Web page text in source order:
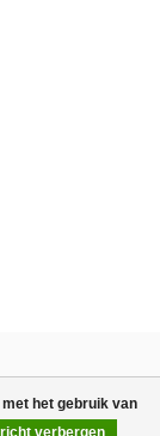
het gebruik van
verbergen